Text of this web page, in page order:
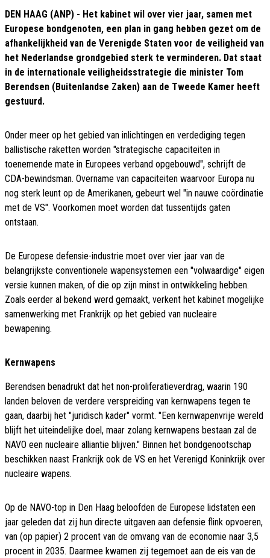
DEN HAAG (ANP) - Het kabinet wil over vier jaar, samen met
Europese bondgenoten, een plan in gang hebben gezet om de
afhankelijkheid van de Verenigde Staten voor de veiligheid van
het Nederlandse grondgebied sterk te verminderen. Dat staat
in de internationale veiligheidsstrategie die minister Tom
Berendsen (Buitenlandse Zaken) aan de Tweede Kamer heeft
gestuurd.
Onder meer op het gebied van inlichtingen en verdediging tegen
ballistische raketten worden "strategische capaciteiten in
toenemende mate in Europees verband opgebouwd", schrijft de
CDA-bewindsman. Overname van capaciteiten waarvoor Europa nu
nog sterk leunt op de Amerikanen, gebeurt wel "in nauwe coördinatie
met de VS". Voorkomen moet worden dat tussentijds gaten
ontstaan.
De Europese defensie-industrie moet over vier jaar van de
belangrijkste conventionele wapensystemen een "volwaardige" eigen
versie kunnen maken, of die op zijn minst in ontwikkeling hebben.
Zoals eerder al bekend werd gemaakt, verkent het kabinet mogelijke
samenwerking met Frankrijk op het gebied van nucleaire
bewapening.
Kernwapens
Berendsen benadrukt dat het non-proliferatieverdrag, waarin 190
landen beloven de verdere verspreiding van kernwapens tegen te
gaan, daarbij het "juridisch kader" vormt. "Een kernwapenvrije wereld
blijft het uiteindelijke doel, maar zolang kernwapens bestaan zal de
NAVO een nucleaire alliantie blijven." Binnen het bondgenootschap
beschikken naast Frankrijk ook de VS en het Verenigd Koninkrijk over
nucleaire wapens.
Op de NAVO-top in Den Haag beloofden de Europese lidstaten een
jaar geleden dat zij hun directe uitgaven aan defensie flink opvoeren,
van (op papier) 2 procent van de omvang van de economie naar 3,5
procent in 2035. Daarmee kwamen zij tegemoet aan de eis van de